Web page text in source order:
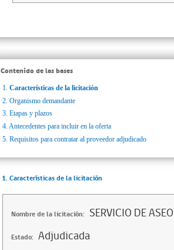
Contenido de las bases
1. Características de la licitación
2. Organismo demandante
3. Etapas y plazos
4. Antecedentes para incluir en la oferta
5. Requisitos para contratar al proveedor adjudicado
1. Características de la licitación
Nombre de la licitación: SERVICIO DE
Estado: Adjudicada